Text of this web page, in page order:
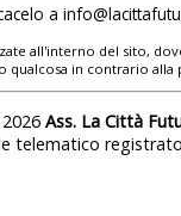
a
all'interno del sito,
qualcosa in contrario
Ass. La Città
telematico